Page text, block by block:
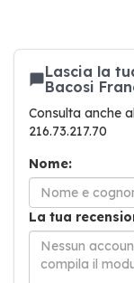
Lascia la
Bacosi
Consulta anche
216.73.217.70
Nome:
La tua